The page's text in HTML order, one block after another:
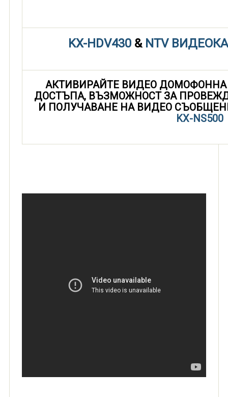
KX-HDV430& NTV
АКТИВИРАЙТЕ ВИДЕО
ДОСТЪПА, ВЪЗМОЖНОСТ ЗА
И ПОЛУЧАВАНЕ НА ВИДЕО
KX-NS500